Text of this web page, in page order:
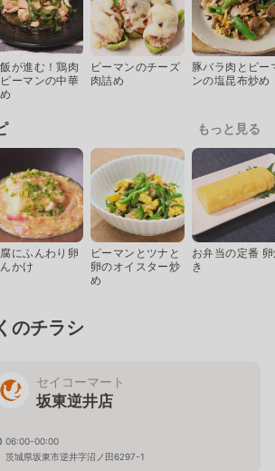
飯が進む！鶏肉
ーマンの中華
ピーマンのチーズ
肉詰め
豚バラ肉とピー
ンの塩昆布炒め
もっと見る
にふんわり卵
かけ
ピーマンとツナと
卵のオイスター炒
め
お弁当の定番
き
のチラシ
セイコーマート
坂東逆井店
06:00-00:00
茨城県坂東市逆井字沼ノ田6297-1